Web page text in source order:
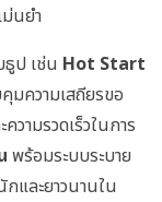
นยำ
ป เช่น Hot Start
มความเสถียรขอ
ามรวดเร็วในการ
พร้อมระบบระบาย
และยาวนานใน